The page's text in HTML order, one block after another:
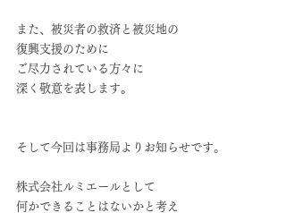
また、被災者の救済と被災地の
復興支援のために
ご尽力されている方々に
深く敬意を表します。
そして今回は事務局よりお知らせです。
株式会社ルミエールとして
何かできることはないかと考え